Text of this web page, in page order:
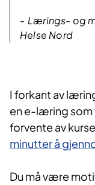
Lærings- og
Helse Nord
I forka​nt av
en e-læring som
forvente av
minutter å
Du må være